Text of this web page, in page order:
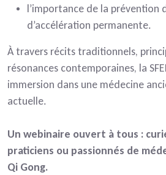
l’importance de la prévention
d’accélération permanente.
À travers récits traditionnels,
résonances contemporaines, la
immersion dans une médecine
actuelle.
Un webinaire ouvert à tous :
praticiens ou passionnés de
Qi Gong.